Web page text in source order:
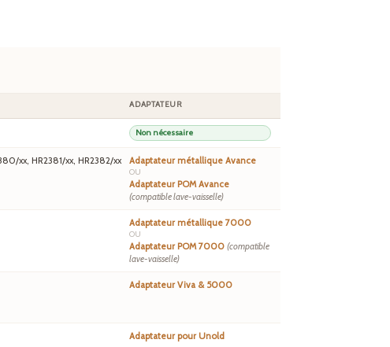
ADAPTATEUR
Non nécessaire
xx, HR2381/xx, HR2382/xx
Adaptateur métallique Avance
OU
Adaptateur POM Avance
(compatible lave-vaisselle)
Adaptateur métallique 7000
OU
Adaptateur POM 7000 (compatible
lave-vaisselle)
Adaptateur Viva & 5000
Adaptateur pour Unold